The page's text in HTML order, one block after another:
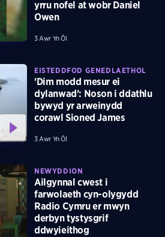
yrru nofel at wobr Daniel
Owen
3 Awr Yn Ôl
EISTEDDFOD GENEDLAETHOL
'Dim modd mesur ei
dylanwad': Noson i ddathlu
bywyd yr arweinydd
corawl Sioned James
3 Awr Yn Ôl
NEWYDDION
Ailgynnal cwest i
farwolaeth cyn-olygydd
Radio Cymru er mwyn
derbyn tystysgrif
ddwyieithog